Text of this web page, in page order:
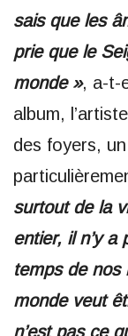
sais que les
prie que le
monde », a-t-
album,
des foyers,
surtout de la
entier, il n’y
temps de nos
monde veut
n’est pas ce